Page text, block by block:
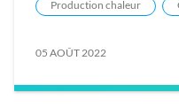
Production chaleur
05 AOÛT 2022